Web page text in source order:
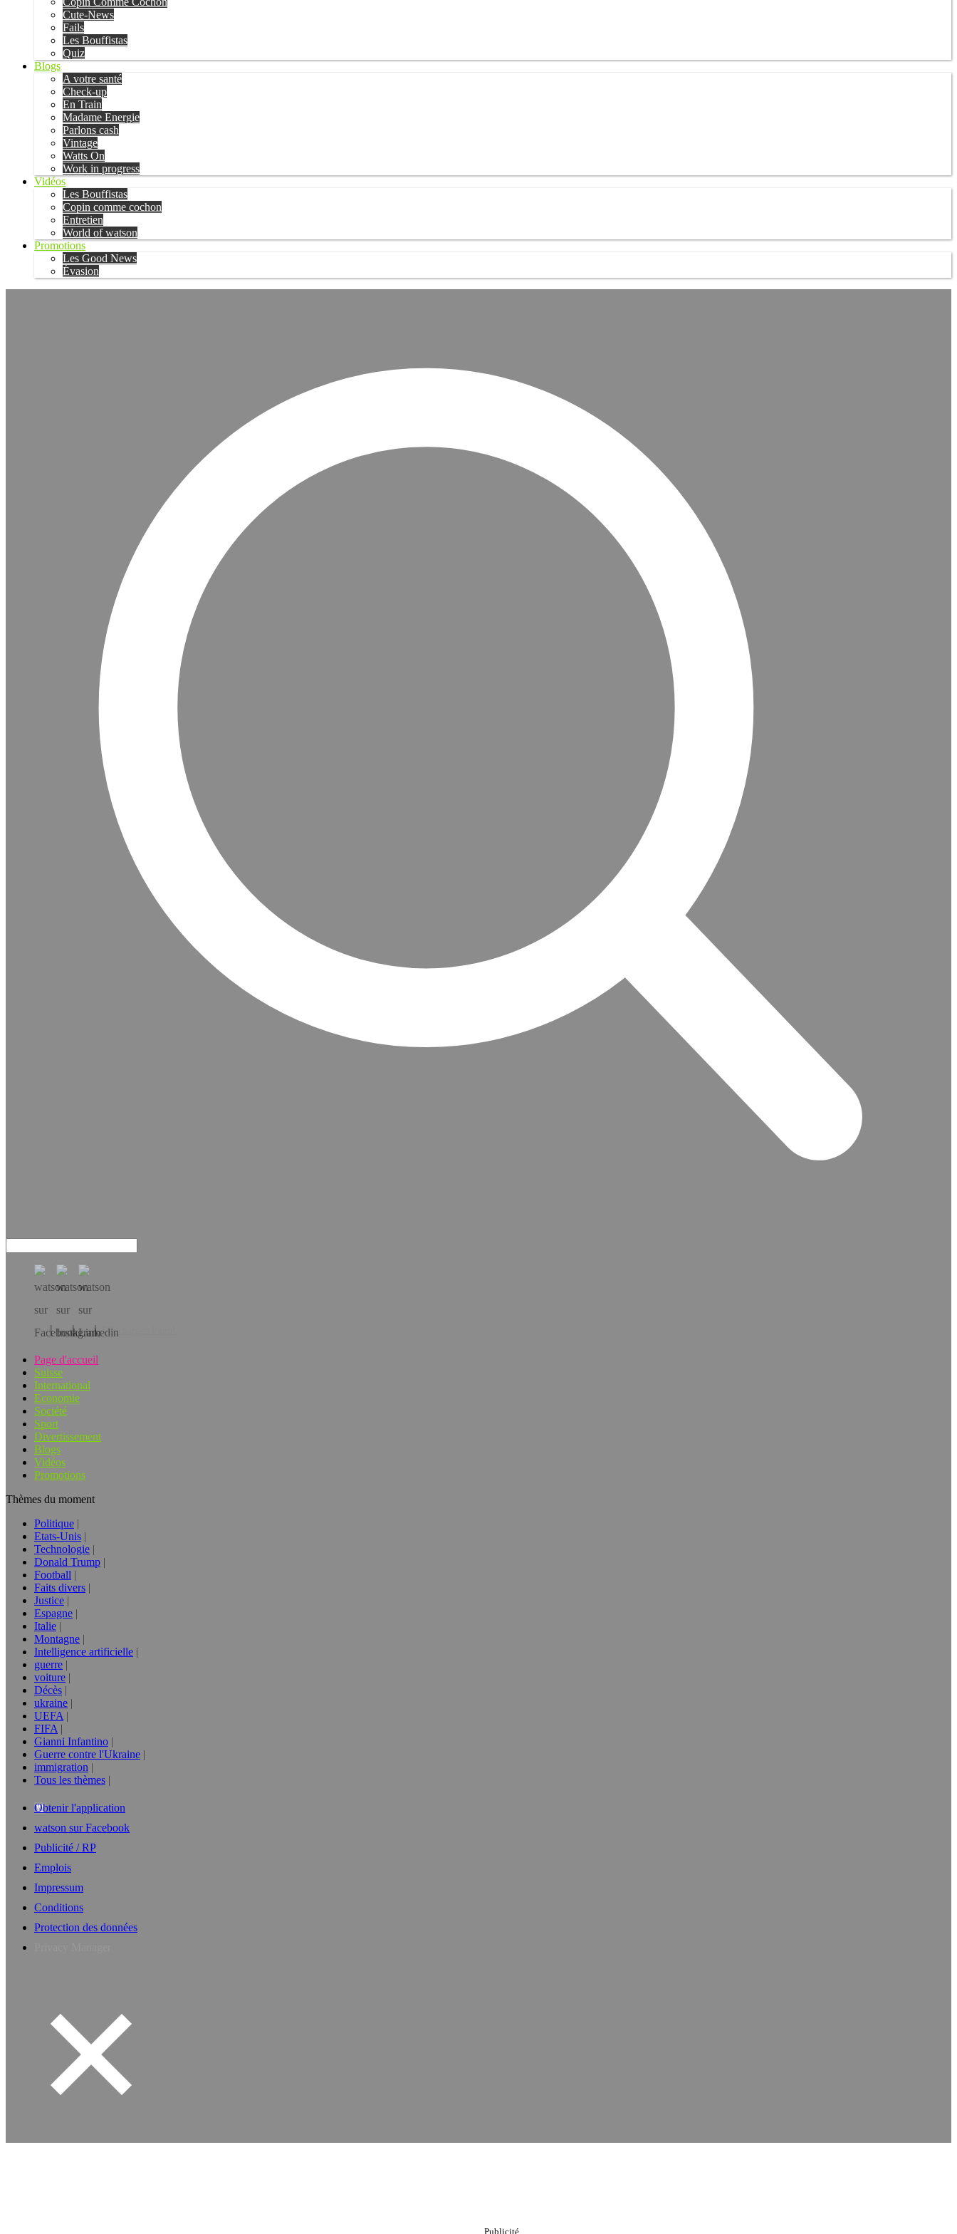
Cute-News
Fails
Les Bouffistas
Quiz
Blogs
A votre santé
Check-up
En Train
Madame Energie
Parlons cash
Vintage
Watts On
Work in progress
Vidéos
Les Bouffistas
Copin comme cochon
Entretien
World of watson
Promotions
Les Good News
Évasion
Téléchargez l’app!
Page d'accueil
Suisse
International
Economie
Société
Sport
Divertissement
Blogs
Vidéos
Promotions
Thèmes du moment
Politique
Etats-Unis
Technologie
Donald Trump
Football
Faits divers
Justice
Espagne
Italie
Montagne
Intelligence artificielle
guerre
voiture
Décès
ukraine
UEFA
FIFA
Gianni Infantino
Guerre contre l'Ukraine
immigration
Tous les thèmes
Obtenir l'application
watson sur Facebook
Publicité / RP
Emplois
Impressum
Conditions
Protection des données